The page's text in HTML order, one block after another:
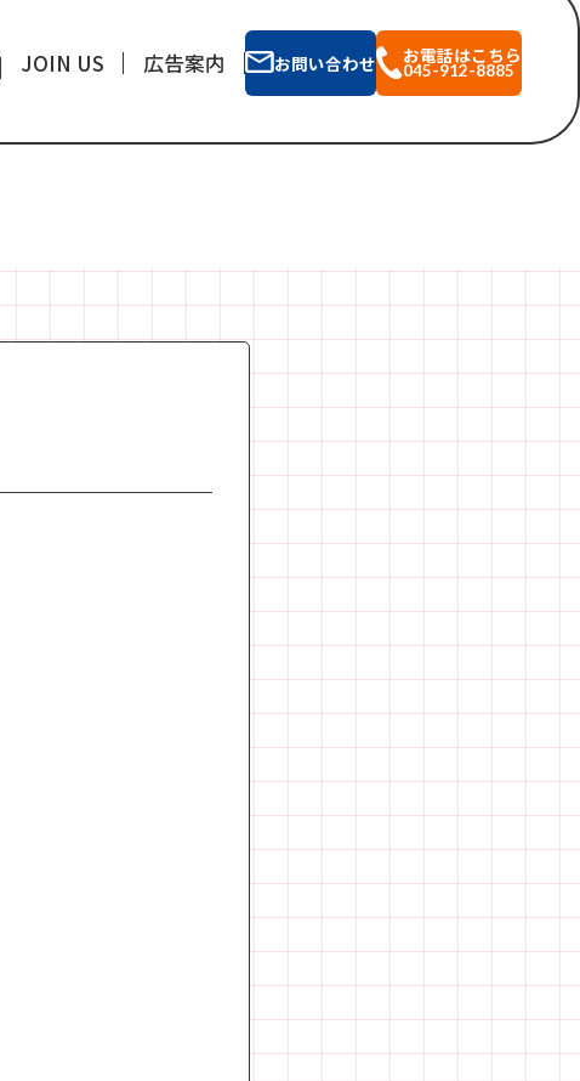
JOIN US 広告案内 お問い合わせ お電話はこちら
045-912-8885